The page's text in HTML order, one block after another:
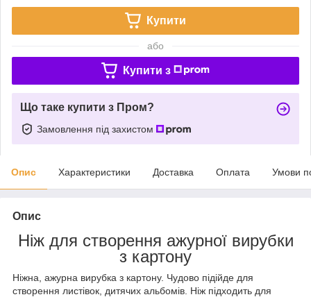
Купити
або
Купити з
Що таке купити з Пром?
Замовлення під захистом
Опис Характеристики Доставка Оплата Умови
Опис
Ніж для створення ажурної вирубки
з картону
Ніжна, ажурна вирубка з картону. Чудово підійде для
створення листівок, дитячих альбомів. Ніж підходить для